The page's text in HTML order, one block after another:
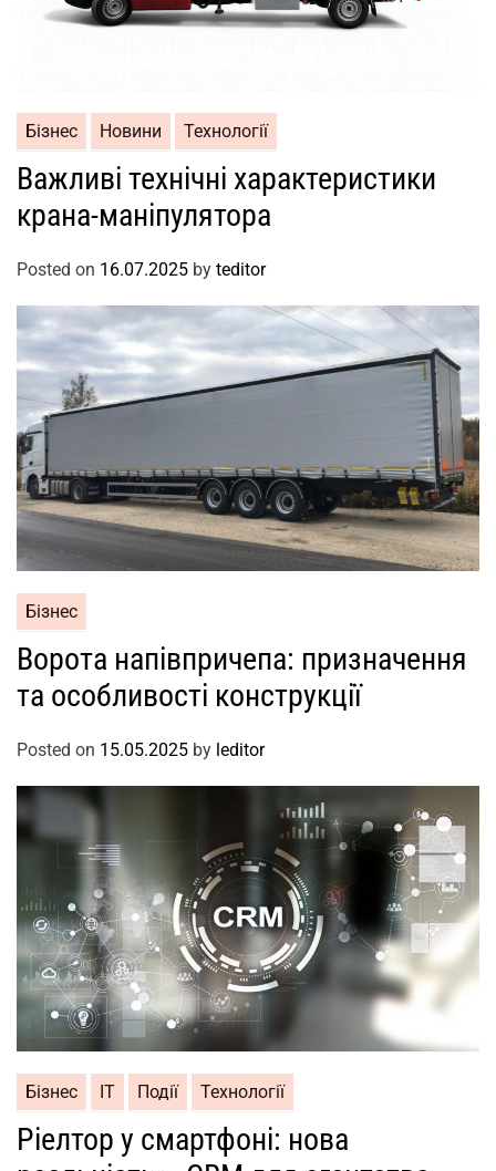
Бізнес Новини Технології
Важливі технічні характеристики
крана-маніпулятора
Posted on 16.07.2025 by teditor
Бізнес
Ворота напівпричепа: призначення
та особливості конструкції
Posted on 15.05.2025 by leditor
Бізнес ІТ Події Технології
Ріелтор у смартфоні: нова